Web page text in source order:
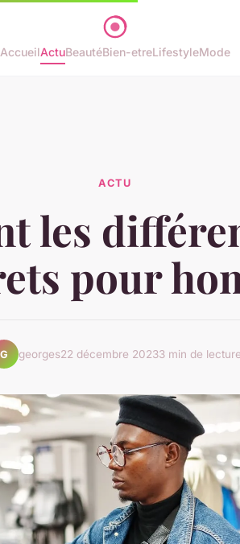
AccueilActuBeautéBien-etreLifestyleMode
ACTU
les
pour
G georges22 décembre 20233 min de lecture